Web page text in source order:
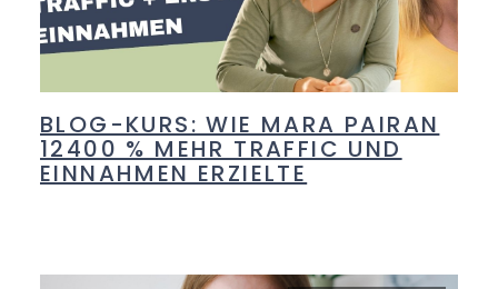
BLOG-KURS: WIE MARA PAIRAN
12400 % MEHR TRAFFIC UND
EINNAHMEN ERZIELTE